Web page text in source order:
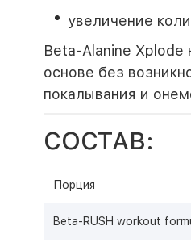
увеличение
Beta-Alanine Xplode
основе без
покалывания и
СОСТАВ:
Порция
Beta-RUSH workout